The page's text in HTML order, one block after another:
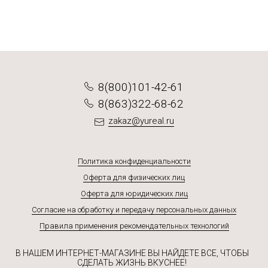
8(800)101-42-61
8(863)322-68-62
zakaz@yureal.ru
Политика конфиденциальности
Оферта для физических лиц
Оферта для юридических лиц
Согласие на обработку и передачу персональных данных
Правила применения рекомендательных технологий
В НАШЕМ ИНТЕРНЕТ-МАГАЗИНЕ ВЫ НАЙДЕТЕ ВСЕ, ЧТОБЫ
СДЕЛАТЬ ЖИЗНЬ ВКУСНЕЕ!